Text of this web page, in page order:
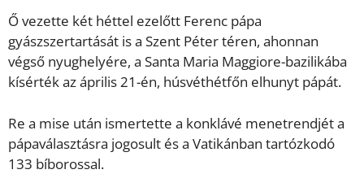
Ő vezette két héttel ezelőtt Ferenc pápa
gyászszertartását is a Szent Péter téren, ahonnan
végső nyughelyére, a Santa Maria Maggiore-bazilikába
kísérték az április 21-én, húsvéthétfőn elhunyt pápát.
Re a mise után ismertette a konklávé menetrendjét a
pápaválasztásra jogosult és a Vatikánban tartózkodó
133 bíborossal.